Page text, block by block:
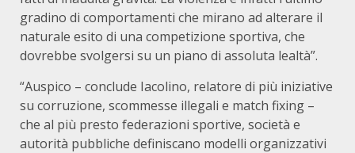
gradino di comportamenti che mirano ad alterare il
naturale esito di una competizione sportiva, che
dovrebbe svolgersi su un piano di assoluta lealtà”.
“Auspico – conclude Iacolino, relatore di più iniziative
su corruzione, scommesse illegali e match fixing –
che al più presto federazioni sportive, società e
autorità pubbliche definiscano modelli organizzativi